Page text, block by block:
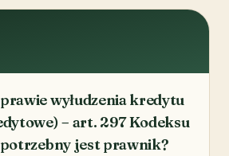
wyłudzenia kredytu
– art. 297 Kodeksu
jest prawnik?